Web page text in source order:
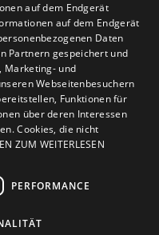
auf dem Endgerät
auf dem Endgerät
Daten
Partnern gespeichert und
Marketing- und
Webseitenbesuchern
Funktionen für
über deren Interessen
Cookies, die nicht
ZUM WEITERLESEN
PERFORMANCE